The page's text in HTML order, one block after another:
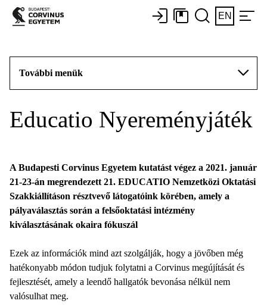
EN
További menük
Educatio Nyereményjáték
A Budapesti Corvinus Egyetem kutatást végez a 2021. január
21-23-án megrendezett 21. EDUCATIO Nemzetközi Oktatási
Szakkiállításon résztvevő látogatóink körében, amely a
pályaválasztás során a felsőoktatási intézmény
kiválasztásának okaira fókuszál
Ezek az információk mind azt szolgálják, hogy a jövőben még
hatékonyabb módon tudjuk folytatni a Corvinus megújítását és
fejlesztését, amely a leendő hallgatók bevonása nélkül nem
valósulhat meg.